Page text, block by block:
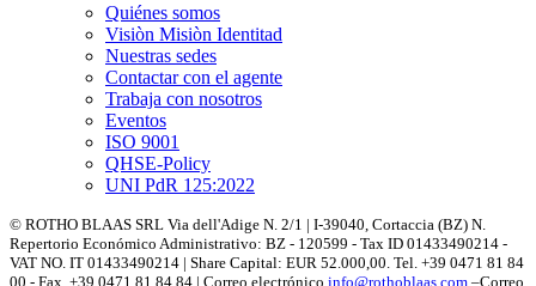
Quiénes somos
Visiòn Misiòn Identitad
Nuestras sedes
Contactar con el agente
Trabaja con nosotros
Eventos
ISO 9001
QHSE-Policy
UNI PdR 125:2022
© ROTHO BLAAS SRL Via dell'Adige N. 2/1 | I-39040, Cortaccia (BZ) N.
Repertorio Económico Administrativo: BZ - 120599 - Tax ID 01433490214 -
VAT NO. IT 01433490214 | Share Capital: EUR 52.000,00. Tel. +39 0471 81 84
00 - Fax. +39 0471 81 84 84 | Correo electrónico info@rothoblaas.com –Correo